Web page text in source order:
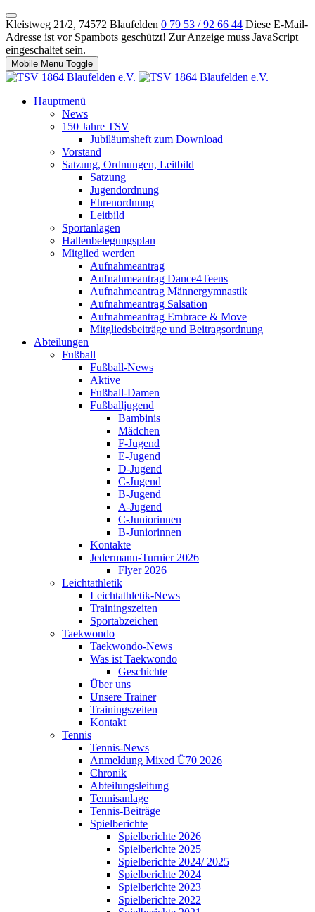
Kleistweg 21/2, 74572 Blaufelden 0 79 53 / 92 66 44 Diese E-Mail-
Adresse ist vor Spambots geschützt! Zur Anzeige muss JavaScript
eingeschaltet sein.
Mobile Menu Toggle
Hauptmenü
News
150 Jahre TSV
Jubiläumsheft zum Download
Vorstand
Satzung, Ordnungen, Leitbild
Satzung
Jugendordnung
Ehrenordnung
Leitbild
Sportanlagen
Hallenbelegungsplan
Mitglied werden
Aufnahmeantrag
Aufnahmeantrag Dance4Teens
Aufnahmeantrag Männergymnastik
Aufnahmeantrag Salsation
Aufnahmeantrag Embrace & Move
Mitgliedsbeiträge und Beitragsordnung
Abteilungen
Fußball
Fußball-News
Aktive
Fußball-Damen
Fußballjugend
Bambinis
Mädchen
F-Jugend
E-Jugend
D-Jugend
C-Jugend
B-Jugend
A-Jugend
C-Juniorinnen
B-Juniorinnen
Kontakte
Jedermann-Turnier 2026
Flyer 2026
Leichtathletik
Leichtathletik-News
Trainingszeiten
Sportabzeichen
Taekwondo
Taekwondo-News
Was ist Taekwondo
Geschichte
Über uns
Unsere Trainer
Trainingszeiten
Kontakt
Tennis
Tennis-News
Anmeldung Mixed Ü70 2026
Chronik
Abteilungsleitung
Tennisanlage
Tennis-Beiträge
Spielberichte
Spielberichte 2026
Spielberichte 2025
Spielberichte 2024/ 2025
Spielberichte 2024
Spielberichte 2023
Spielberichte 2022